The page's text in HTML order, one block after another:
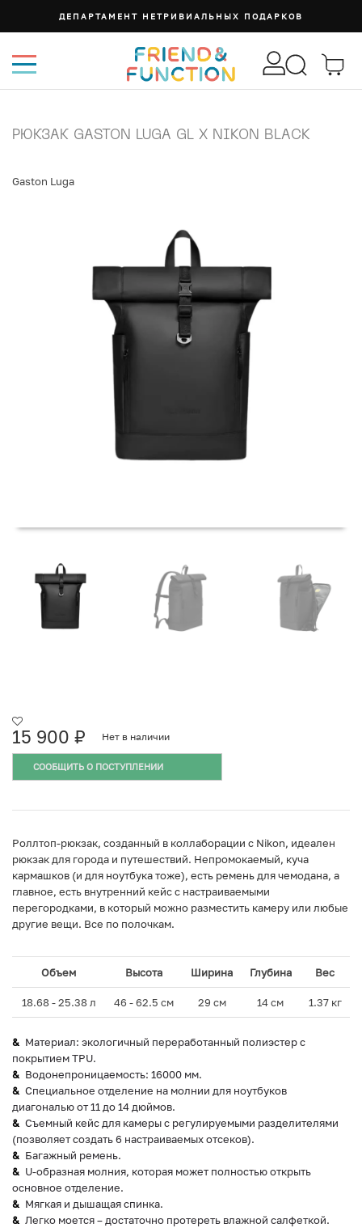
ДЕПАРТАМЕНТ НЕТРИВИАЛЬНЫХ ПОДАРКОВ
РЮКЗАК GASTON LUGA GL X NIKON BLACK
Gaston Luga
15 900 ₽ Нет в наличии
СООБЩИТЬ О ПОСТУПЛЕНИИ
Роллтоп-рюкзак, созданный в коллаборации с Nikon, идеален
рюкзак для города и путешествий. Непромокаемый, куча
кармашков (и для ноутбука тоже), есть ремень для чемодана, а
главное, есть внутренний кейс с настраиваемыми
перегородками, в который можно разместить камеру или любые
другие вещи. Все по полочкам.
Объем Высота Ширина Глубина Вес
18.68 - 25.38 л 46 - 62.5 см 29 см 14 см 1.37 кг
Материал: экологичный переработанный полиэстер с
покрытием TPU.
Водонепроницаемость: 16000 мм.
Специальное отделение на молнии для ноутбуков
диагональю от 11 до 14 дюймов.
Съемный кейс для камеры с регулируемыми разделителями
(позволяет создать 6 настраиваемых отсеков).
Багажный ремень.
U-образная молния, которая может полностью открыть
основное отделение.
Мягкая и дышащая спинка.
Легко моется – достаточно протереть влажной салфеткой.